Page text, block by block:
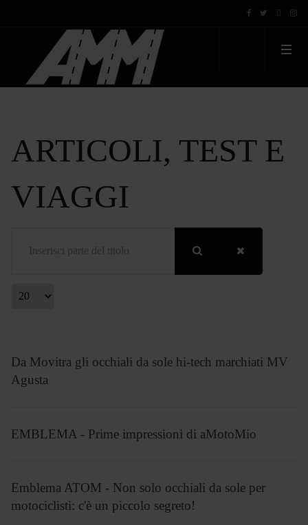
ARTICOLI, TEST E
VIAGGI
Visualizza #
Da Movitra gli occhiali da sole hi-tech marchiati MV
Agusta
EMBLEMA - Prime impressioni di aMotoMio
Emblema ATOM - Non solo occhiali da sole per
motociclisti: c'è un piccolo segreto!